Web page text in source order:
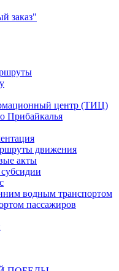
заказ"
центр (ТИЦ)
Прибайкалья
движения
акты
водным транспортом
пассажиров